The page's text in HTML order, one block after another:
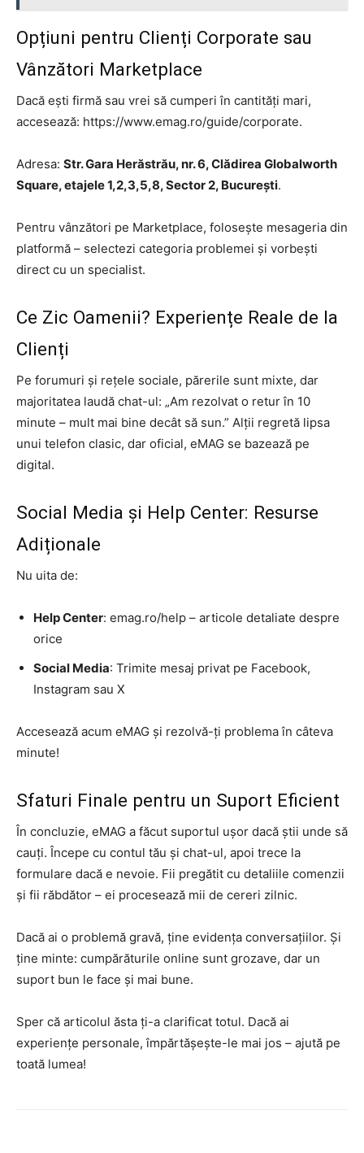
Opțiuni pentru Clienți Corporate sau
Vânzători Marketplace
Dacă ești firmă sau vrei să cumperi în cantități mari,
accesează: https://www.emag.ro/guide/corporate.
Adresa: Str. Gara Herăstrău, nr. 6, Clădirea Globalworth
Square, etajele 1,2,3,5,8, Sector 2, București.
Pentru vânzători pe Marketplace, folosește mesageria din
platformă – selectezi categoria problemei și vorbești
direct cu un specialist.
Ce Zic Oamenii? Experiențe Reale de la
Clienți
Pe forumuri și rețele sociale, părerile sunt mixte, dar
majoritatea laudă chat-ul: „Am rezolvat o retur în 10
minute – mult mai bine decât să sun.” Alții regretă lipsa
unui telefon clasic, dar oficial, eMAG se bazează pe
digital.
Social Media și Help Center: Resurse
Adiționale
Nu uita de:
Help Center: emag.ro/help – articole detaliate despre
orice
Social Media: Trimite mesaj privat pe Facebook,
Instagram sau X
Accesează acum eMAG și rezolvă-ți problema în câteva
minute!
Sfaturi Finale pentru un Suport Eficient
În concluzie, eMAG a făcut suportul ușor dacă știi unde să
cauți. Începe cu contul tău și chat-ul, apoi trece la
formulare dacă e nevoie. Fii pregătit cu detaliile comenzii
și fii răbdător – ei procesează mii de cereri zilnic.
Dacă ai o problemă gravă, ține evidența conversațiilor. Și
ține minte: cumpărăturile online sunt grozave, dar un
suport bun le face și mai bune.
Sper că articolul ăsta ți-a clarificat totul. Dacă ai
experiențe personale, împărtășește-le mai jos – ajută pe
toată lumea!